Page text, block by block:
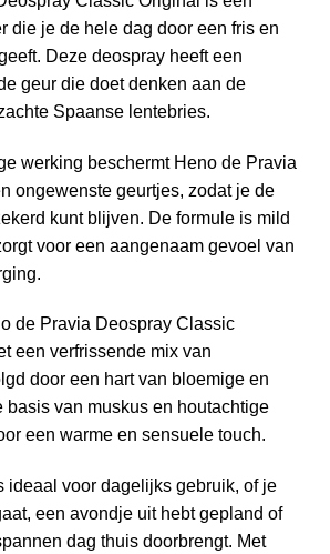
die je de hele dag door een fris en
Deze deospray heeft een
geur die doet denken aan de
Spaanse lentebries.
werking beschermt Heno de Pravia
ongewenste geurtjes, zodat je de
kunt blijven. De formule is mild
voor een aangenaam gevoel van
de Pravia Deospray Classic
een verfrissende mix van
door een hart van bloemige en
basis van muskus en houtachtige
een warme en sensuele touch.
ideaal voor dagelijks gebruik, of je
een avondje uit hebt gepland of
dag thuis doorbrengt. Met